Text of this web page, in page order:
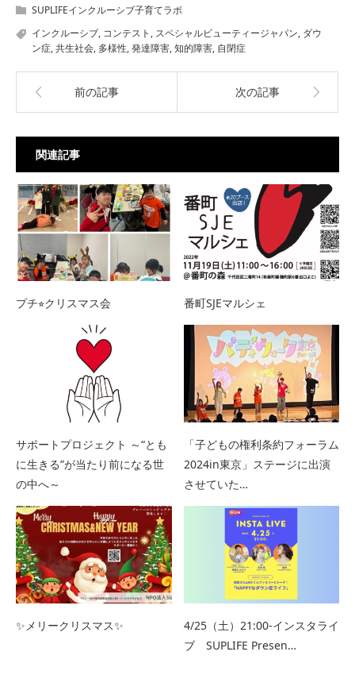
SUPLIFEインクルーシブ子育てラボ
インクルーシブ, コンテスト , スペシャルビューティージャパン, ダウ
ン症,共生社会, 多様性,発達障害,知的障害, 自閉症
前の記事 次の記事
関連記事
プチ⭐︎クリスマス会 番町SJEマルシェ
サポートプロジェクト ～“とも
に生きる”が当たり前になる世
の中へ～
「子どもの権利条約フォーラム
2024in東京」ステージに出演
させていた…
✨メリークリスマス✨
4/25（土）21:00-インスタライ
ブ SUPLIFE Presen…